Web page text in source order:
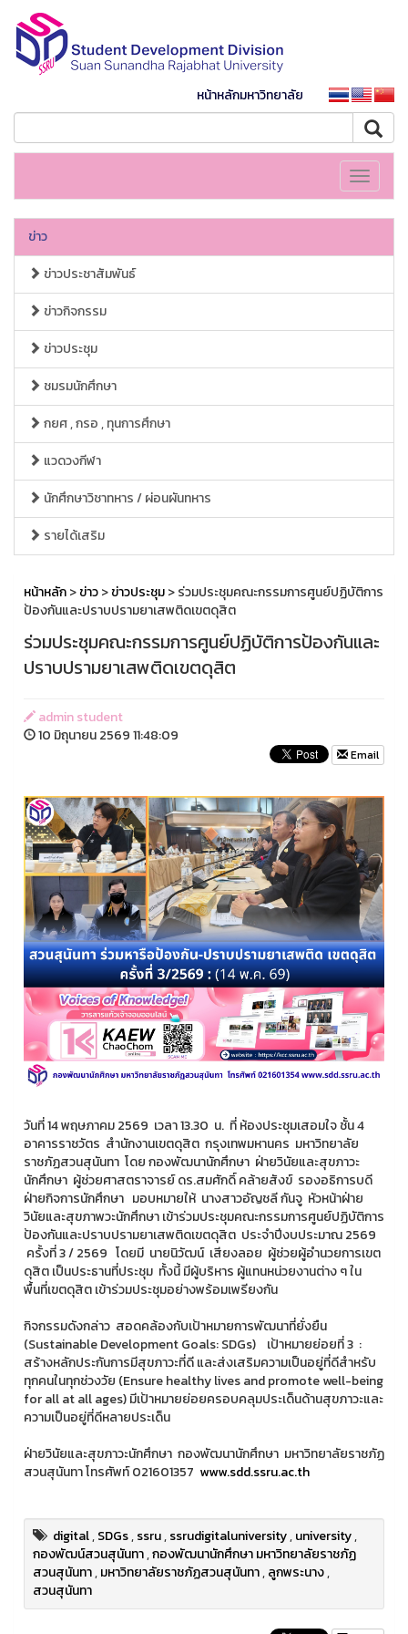
หน้าหลักมหาวิทยาลัย
Toggle
ข่าว
ข่าวประชาสัมพันธ์
ข่าวกิจกรรม
ข่าวประชุม
ชมรมนักศึกษา
กยศ , กรอ , ทุนการศึกษา
แวดวงกีฬา
นักศึกษาวิชาทหาร / ผ่อนผันทหาร
รายได้เสริม
หน้าหลัก>ข่าว>ข่าวประชุม> ร่วมประชุมคณะกรรมการศูนย์ปฏิบัติการ
ป้องกันและปราบปรามยาเสพติดเขตดุสิต
ร่วมประชุมคณะกรรมการศูนย์ปฏิบัติการป้องกันและ
ปราบปรามยาเสพติดเขตดุสิต
admin student
10 มิถุนายน 2569 11:48:09
Email
วันที่ 14 พฤษภาคม 2569 เวลา 13.30 น. ที่ ห้องประชุมเสอมใจ ชั้น 4
อาคารราชวัตร สำนักงานเขตดุสิต กรุงเทพมหานคร มหาวิทยาลัย
ราชภัฏสวนสุนันทา โดย กองพัฒนานักศึกษา ฝ่ายวินัยและสุขภาวะ
นักศึกษา ผู้ช่วยศาสตราจารย์ ดร.สมศักดิ์ คล้ายสังข์ รองอธิการบดี
ฝ่ายกิจการนักศึกษา มอบหมายให้ นางสาวอัญชลี กันจู หัวหน้าฝ่าย
วินัยและสุขภาพวะนักศึกษา เข้าร่วมประชุมคณะกรรมการศูนย์ปฏิบัติการ
ป้องกันและปราบปรามยาเสพติดเขตดุสิต ประจำปีงบประมาณ 2569
ครั้งที่ 3 / 2569 โดยมี นายนิวัฒน์ เสียงลอย ผู้ช่วยผู้อำนวยการเขต
ดุสิต เป็นประธานที่ประชุม ทั้งนี้ มีผู้บริหาร ผู้แทนหน่วยงานต่าง ๆ ใน
พื้นที่เขตดุสิต เข้าร่วมประชุมอย่างพร้อมเพรียงกัน
กิจกรรมดังกล่าว สอดคล้องกับเป้าหมายการพัฒนาที่ยั่งยืน
(Sustainable Development Goals: SDGs) เป้าหมายย่อยที่ 3 :
สร้างหลักประกันการมีสุขภาวะที่ดี และส่งเสริมความเป็นอยู่ที่ดีสำหรับ
ทุกคนในทุกช่วงวัย (Ensure healthy lives and promote well-being
for all at all ages) มีเป้าหมายย่อยครอบคลุมประเด็นด้านสุขภาวะและ
ความเป็นอยู่ที่ดีหลายประเด็น
ฝ่ายวินัยและสุขภาวะนักศึกษา กองพัฒนานักศึกษา มหาวิทยาลัยราชภัฏ
สวนสุนันทา โทรศัพท์ 021601357 www.sdd.ssru.ac.th
digital,SDGs,ssru,ssrudigitaluniversity,university,
กองพัฒน์สวนสุนันทา,กองพัฒนานักศึกษา มหาวิทยาลัยราชภัฏ
สวนสุนันทา,มหาวิทยาลัยราชภัฏสวนสุนันทา,ลูกพระนาง,
สวนสุนันทา